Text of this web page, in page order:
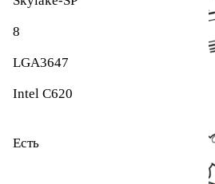
8
LGA3647
Intel C620
Есть